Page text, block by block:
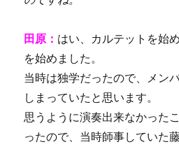
田原： はい、 カルテットを始
を始めました。
当時は独学だったので、メン
しまっていたと思います。
思うように演奏出来なかった
ったので、当時師事していた